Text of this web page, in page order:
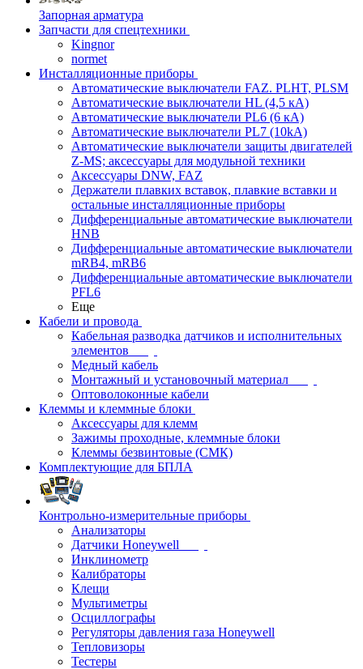
Запорная арматура
Запчасти для спецтехники
Kingnor
normet
Инсталляционные приборы
Автоматические выключатели FAZ. PLHT, PLSM
Автоматические выключатели HL (4,5 кА)
Автоматические выключатели PL6 (6 кА)
Автоматические выключатели PL7 (10kA)
Автоматические выключатели защиты двигателей
Z-MS; аксессуары для модульной техники
Аксессуары DNW, FAZ
Держатели плавких вставок, плавкие вставки и
остальные инсталляционные приборы
Дифференциальные автоматические выключатели
HNB
Дифференциальные автоматические выключатели
mRB4, mRB6
Дифференциальные автоматические выключатели
PFL6
Еще
Кабели и провода
Кабельная разводка датчиков и исполнительных
элементов
Медный кабель
Монтажный и установочный материал
Оптоволоконные кабели
Клеммы и клеммные блоки
Аксессуары для клемм
Зажимы проходные, клеммные блоки
Клеммы безвинтовые (СМК)
Комплектующие для БПЛА
Контрольно-измерительные приборы
Анализаторы
Датчики Honeywell
Инклинометр
Калибраторы
Клещи
Мультиметры
Осциллографы
Регуляторы давления газа Honeywell
Тепловизоры
Тестеры